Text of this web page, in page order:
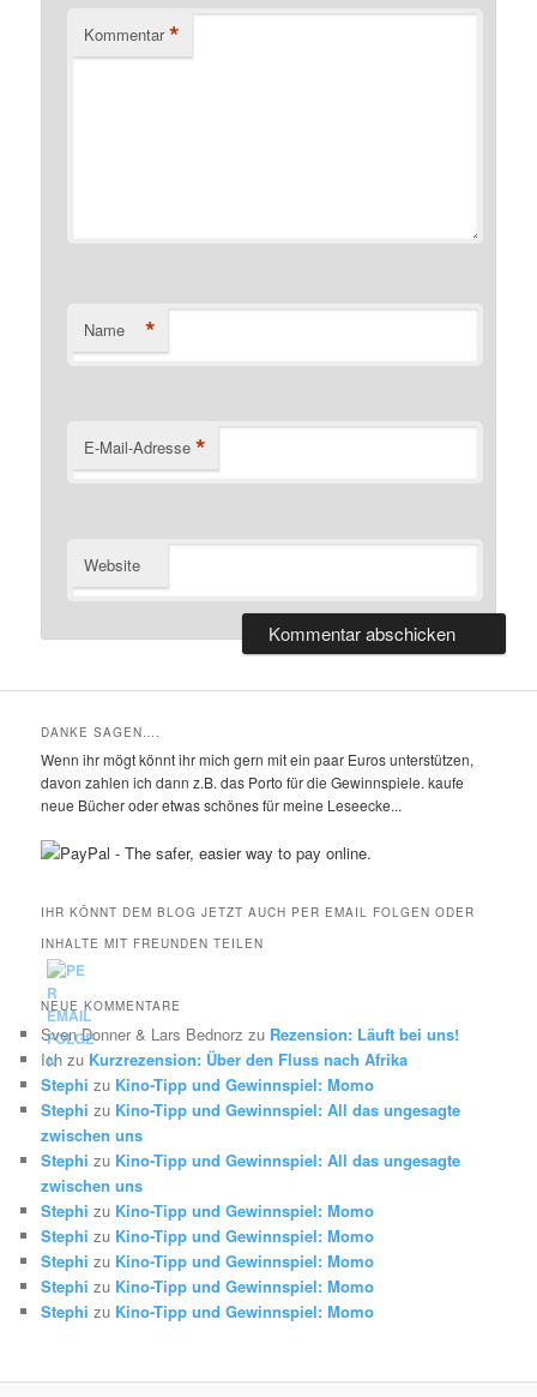
Kommentar *
Name *
E-Mail-Adresse *
Website
DANKE SAGEN….
Wenn ihr mögt könnt ihr mich gern mit ein paar Euros unterstützen,
davon zahlen ich dann z.B. das Porto für die Gewinnspiele. kaufe
neue Bücher oder etwas schönes für meine Leseecke...
IHR KÖNNT DEM BLOG JETZT AUCH PER EMAIL FOLGEN ODER
INHALTE MIT FREUNDEN TEILEN
NEUE KOMMENTARE
Sven Donner & Lars Bednorz zu Rezension: Läuft bei uns!
Ich zu Kurzrezension: Über den Fluss nach Afrika
Stephi zu Kino-Tipp und Gewinnspiel: Momo
Stephi zu Kino-Tipp und Gewinnspiel: All das ungesagte
zwischen uns
Stephi zu Kino-Tipp und Gewinnspiel: All das ungesagte
zwischen uns
Stephi zu Kino-Tipp und Gewinnspiel: Momo
Stephi zu Kino-Tipp und Gewinnspiel: Momo
Stephi zu Kino-Tipp und Gewinnspiel: Momo
Stephi zu Kino-Tipp und Gewinnspiel: Momo
Stephi zu Kino-Tipp und Gewinnspiel: Momo